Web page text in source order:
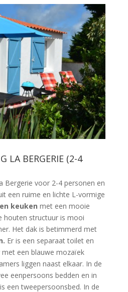
LA BERGERIE (2-4
Bergerie voor 2-4 personen en
een ruime en lichte L-vormige
keuken met een mooie
houten structuur is mooi
Het dak is betimmerd met
Er is een separaat toilet en
met een blauwe mozaïek
liggen naast elkaar. In de
eenpersoons bedden en in
een tweepersoonsbed. In de